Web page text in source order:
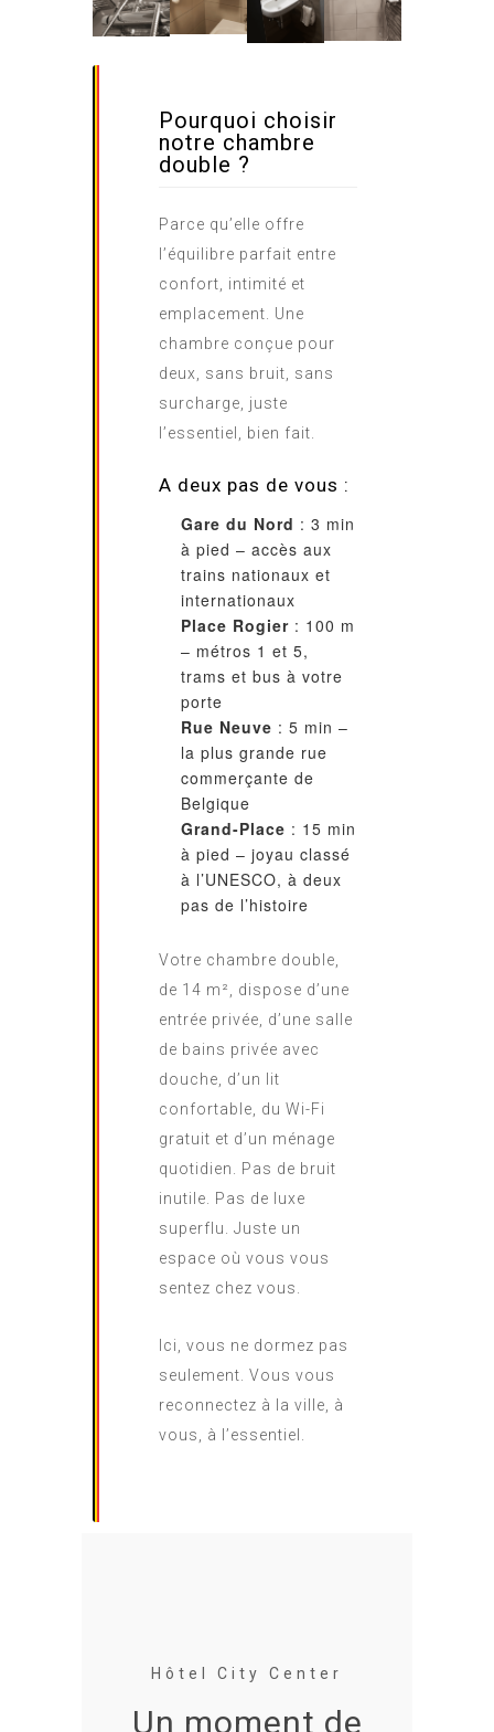
Pourquoi choisir
notre chambre
double ?
Parce qu’elle offre
l’équilibre parfait entre
confort, intimité et
emplacement. Une
chambre conçue pour
deux, sans bruit, sans
surcharge, juste
l’essentiel, bien fait.
A deux pas de vous :
Gare du Nord : 3 min
à pied – accès aux
trains nationaux et
internationaux
Place Rogier : 100 m
– métros 1 et 5,
trams et bus à votre
porte
Rue Neuve : 5 min –
la plus grande rue
commerçante de
Belgique
Grand-Place : 15 min
à pied – joyau classé
à l’UNESCO, à deux
pas de l’histoire
Votre chambre double,
de 14 m², dispose d’une
entrée privée, d’une salle
de bains privée avec
douche, d’un lit
confortable, du Wi-Fi
gratuit et d’un ménage
quotidien. Pas de bruit
inutile. Pas de luxe
superflu. Juste un
espace où vous vous
sentez chez vous.
Ici, vous ne dormez pas
seulement. Vous vous
reconnectez à la ville, à
vous, à l’essentiel.
Hôtel City Center
Un moment de